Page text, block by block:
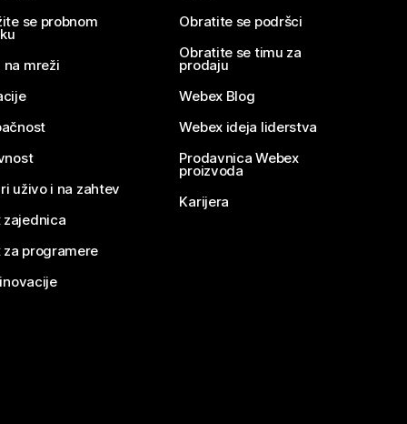
se probnom
na mreži
uživo i na zahtev
zajednica
za programere
Obratite se podršci
Obratite se timu za
prodaju
Webex Blog
Webex ideja liderstva
Prodavnica Webex
proizvoda
Karijera